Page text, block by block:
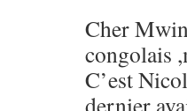
Cher
congolais
C’est
dernier